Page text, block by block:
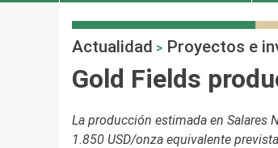
Actualidad > Proyectos e
Gold Fields
La producción estimada en Salares
1.850 USD/onza equivalente